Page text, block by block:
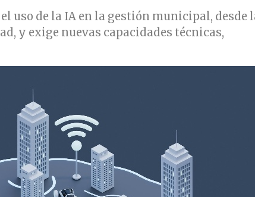
uso de la IA en la gestión municipal, desde
y exige nuevas capacidades técnicas,